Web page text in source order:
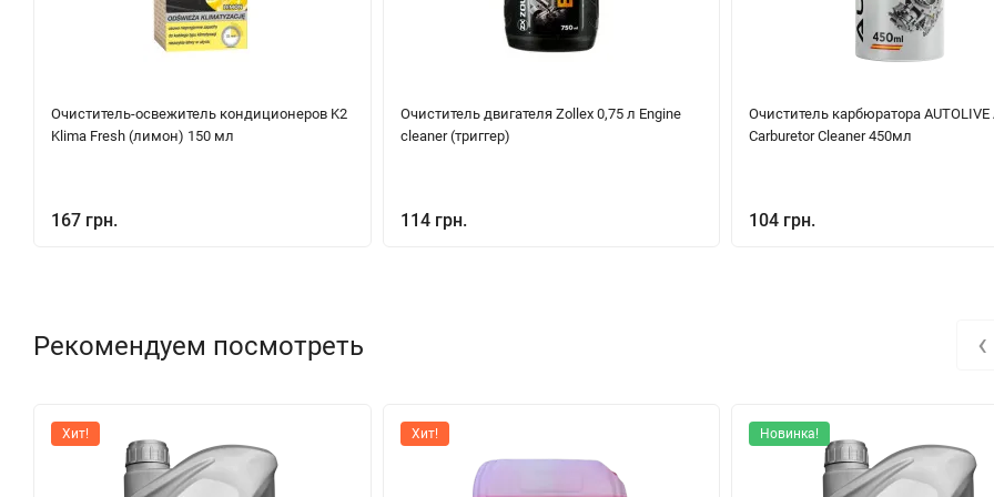
Очиститель-освежитель кондиционеров K2
Klima Fresh (лимон) 150 мл
167 грн.
Очиститель двигателя Zollex 0,75 л Engine
cleaner (триггер)
114 грн.
Очиститель карбюратора AUTOLIVE
Carburetor Cleaner 450мл
104 грн.
Рекомендуем посмотреть
Хит! Хит! Новинка!
‹